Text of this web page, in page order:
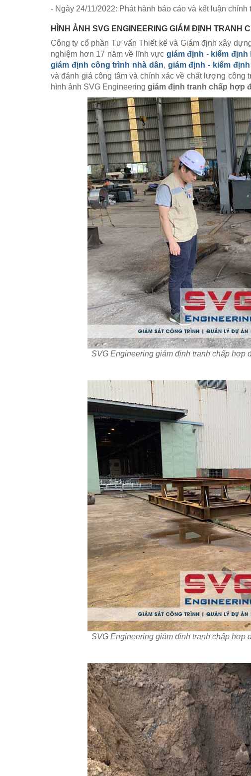
- Ngày 24/11/2022: Phát hành báo cáo và kết luận chính
HÌNH ẢNH SVG ENGINEERING GIÁM ĐỊNH TRANH
Công ty cổ phần Tư vấn Thiết kế và Giám định xây
nghiệm hơn 17 năm về lĩnh vực giám định - kiểm
giám định công trình nhà dân, giám định - kiểm
và đánh giá công tâm và chính xác về chất lượng
hình ảnh SVG Engineering giám định tranh chấp hợp
SVG Engineering giám định tranh chấp hợp
SVG Engineering giám định tranh chấp hợp